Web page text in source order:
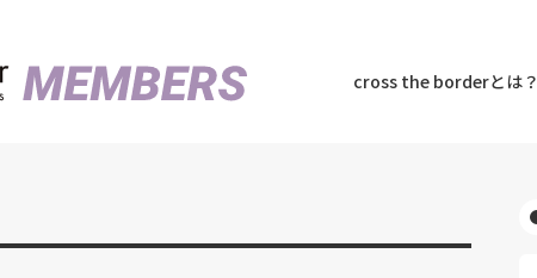
cross the borderとは？